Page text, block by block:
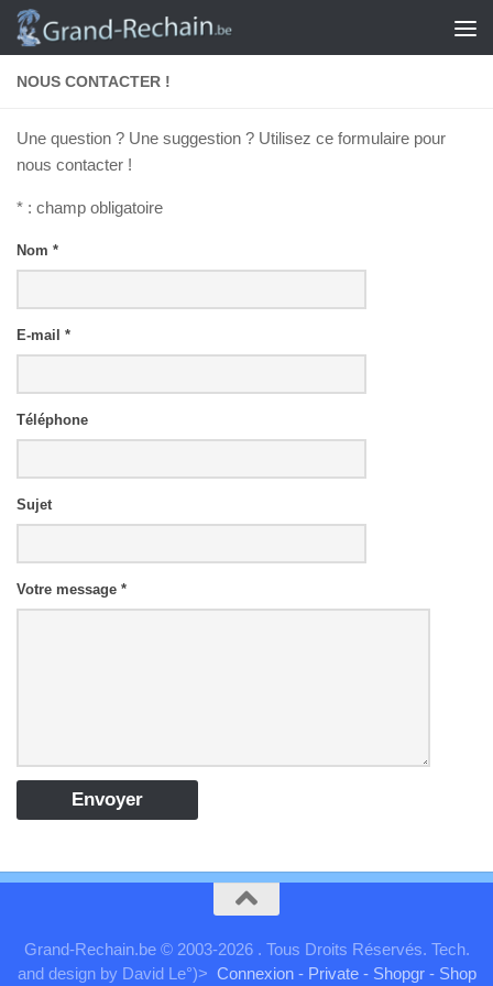
Skip to content
NOUS CONTACTER !
Une question ? Une suggestion ? Utilisez ce formulaire pour
nous contacter !
* : champ obligatoire
Nom *
E-mail *
Téléphone
Sujet
Votre message *
Grand-Rechain.be © 2003-2026 . Tous Droits Réservés. Tech.
and design by David Le°)> Connexion - Private - Shopgr - Shop